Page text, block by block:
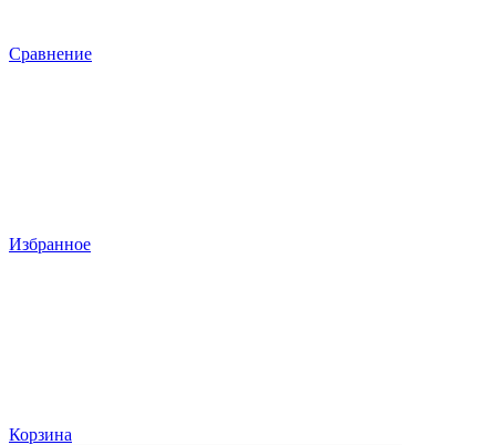
Сравнение
Избранное
Корзина